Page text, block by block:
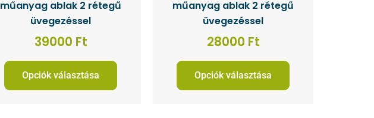
műanyag ablak 2 rétegű
üvegezéssel
39000 Ft
Opciók választása
műanyag ablak 2 rétegű
üvegezéssel
28000 Ft
Opciók választása